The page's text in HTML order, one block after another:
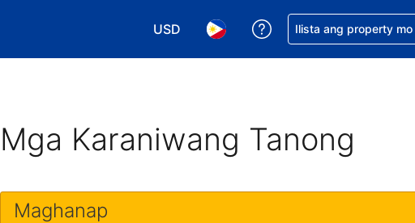
USD
Pumili ng currency mo. USD ang
Pumili ng wika mo. Filipino ang
Makakuha ng tulong
Ilista ang property mo
Mga Karaniwang Tanong
Maghanap